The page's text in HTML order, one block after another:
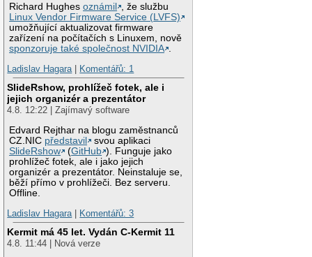
Richard Hughesoznámil
, že službu
Linux Vendor Firmware Service (LVFS)
umožňující aktualizovat firmware
zařízení na počítačích s Linuxem, nově
sponzoruje také společnost NVIDIA
Ladislav Hagara| Komentářů: 1
SlideRshow, prohlížeč fotek, ale i
jejich organizér a prezentátor
4.8. 12:22 | Zajímavý software
Edvard Rejthar na blogu zaměstnanců
CZ.NIC představil
svou aplikaci
SlideRshow
(GitHub ). Funguje jako
prohlížeč fotek, ale i jako jejich
organizér a prezentátor. Neinstaluje se,
běží přímo v prohlížeči. Bez serveru.
Offline.
Ladislav Hagara| Komentářů: 3
Kermit má 45 let. Vydán C-Kermit 11
4.8. 11:44 | Nová verze